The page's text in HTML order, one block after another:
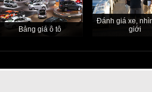
Bảng giá ô tô
Đánh giá xe,
giới